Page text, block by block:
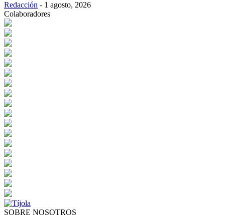
Redacción - 1 agosto, 2026
Colaboradores
SOBRE NOSOTROS